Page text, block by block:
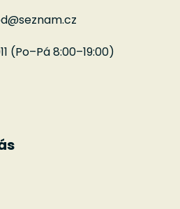
@seznam.cz
(Po–Pá 8:00–19:00)